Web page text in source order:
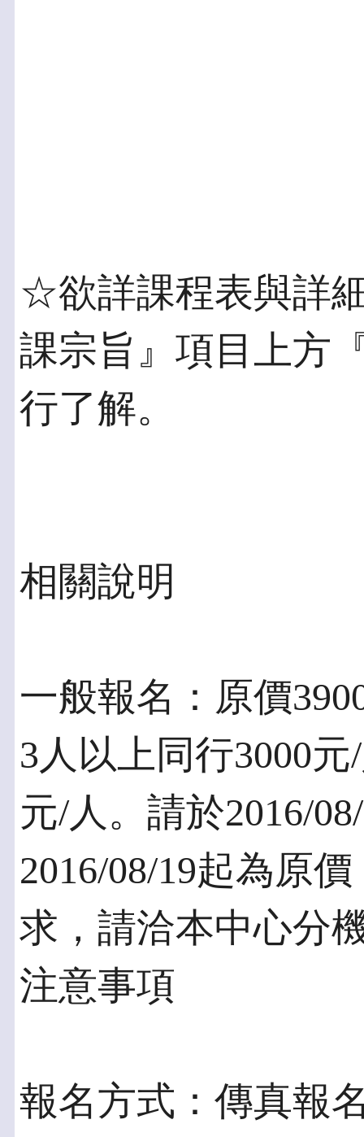
☆欲詳課程表與詳
課宗旨』項目上方
行了解。
相關說明
一般報名：原價
3人以上同行3000
元/人。請於2016/
2016/08/19起為原
求，請洽本中心分
注意事項
報名方式：傳真報